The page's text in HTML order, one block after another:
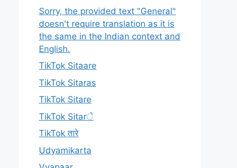
Sorry, the provided text "General"
doesn't require translation as it is
the same in the Indian context and
English.
TikTok Sitaare
TikTok Sitaras
TikTok Sitare
TikTok Sitarे
TikTok तारे
Udyamikarta